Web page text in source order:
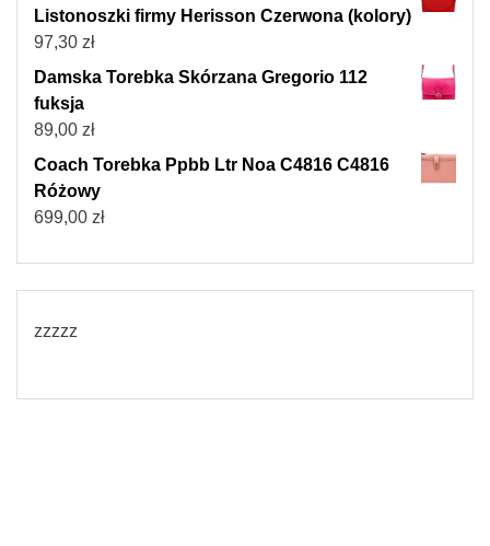
Listonoszki firmy Herisson Czerwona (kolory)
97,30 zł
Damska Torebka Skórzana Gregorio 112
fuksja
89,00 zł
Coach Torebka Ppbb Ltr Noa C4816 C4816
Różowy
699,00 zł
zzzzz